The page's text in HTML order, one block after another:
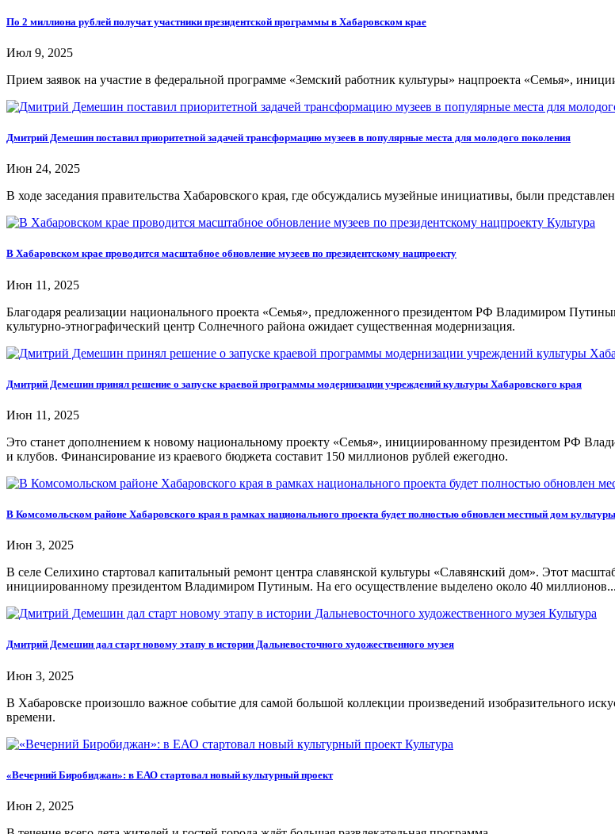
По 2 миллиона рублей получат участники президентской программы в Хабаровском крае
Июл 9, 2025
Прием заявок на участие в федеральной программе «Земский работник культуры» нацпроекта «Семья»,
Дмитрий Демешин поставил приоритетной задачей трансформацию музеев в популярные места для молодого поколения
Июн 24, 2025
В ходе заседания правительства Хабаровского края, где обсуждались музейные инициативы, были
Культура
В Хабаровском крае проводится масштабное обновление музеев по президентскому нацпроекту
Июн 11, 2025
Благодаря реализации национального проекта «Семья», предложенного президентом РФ Владимиром
культурно-этнографический центр Солнечного района ожидает существенная модернизация.
Дмитрий Демешин принял решение о запуске краевой программы модернизации учреждений культуры Хабаровского края
Июн 11, 2025
Это станет дополнением к новому национальному проекту «Семья», инициированному президентом РФ
и клубов. Финансирование из краевого бюджета составит 150 миллионов рублей ежегодно.
В Комсомольском районе Хабаровского края в рамках национального проекта будет полностью обновлен местный дом культуры
Июн 3, 2025
В селе Селихино стартовал капитальный ремонт центра славянской культуры «Славянский дом». Этот
инициированному президентом Владимиром Путиным. На его осуществление выделено около 40 миллионов...
Культура
Дмитрий Демешин дал старт новому этапу в истории Дальневосточного художественного музея
Июн 3, 2025
В Хабаровске произошло важное событие для самой большой коллекции произведений изобразительного
времени.
Культура
«Вечерний Биробиджан»: в ЕАО стартовал новый культурный проект
Июн 2, 2025